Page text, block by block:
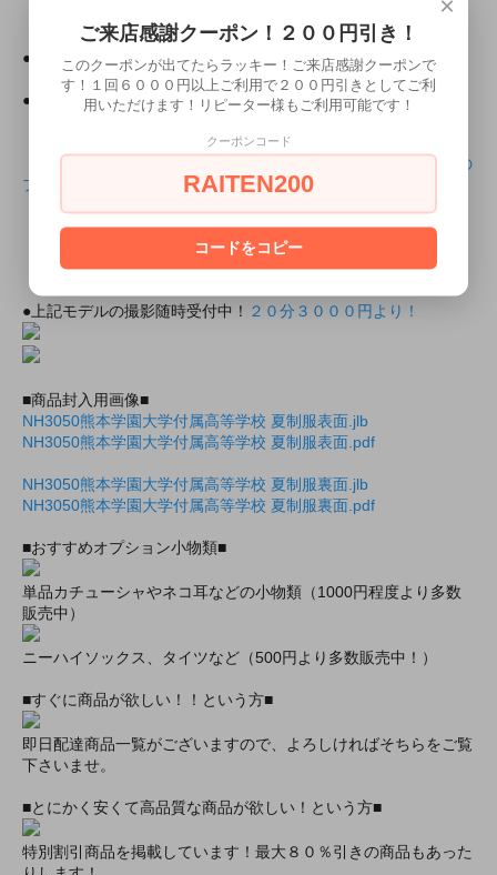
・モデル所属
●所属ミアカフェ東京店
ミアリラ＆フォト東京店
●ミアコスの所属モデルと上記の店舗で会えちゃいます！
・所属店舗のモデルプロフィール
にのんちゃんのミアカフェ・ミアリラ＆フォト東京店共通の
プロフィール
・出勤情報（モデルさんが出勤していれば会えるかも！？）
ミアカフェ・ミアリラ＆フォト東京店共通
（ミアカフェ東京店は出勤情報非公開です）
●上記モデルの撮影随時受付中！ ２０分３０００円より！
■商品封入用画像■
NH3050熊本学園大学付属高等学校 夏制服表面.jlb
NH3050熊本学園大学付属高等学校 夏制服表面.pdf
NH3050熊本学園大学付属高等学校 夏制服裏面.jlb
NH3050熊本学園大学付属高等学校 夏制服裏面.pdf
■おすすめオプション小物類■
単品カチューシャやネコ耳などの小物類（1000円程度より多数
販売中）
ニーハイソックス、タイツなど（500円より多数販売中！）
■すぐに商品が欲しい！！という方■
即日配達商品一覧がございますので、よろしければそちらをご覧
下さいませ。
■とにかく安くて高品質な商品が欲しい！という方■
特別割引商品を掲載しています！最大８０％引きの商品もあった
ご来店感謝クーポン！２００円引き！
このクーポンが出てたらラッキー！ご来店感謝クーポンで
す！１回６０００円以上ご利用で２００円引きとしてご利
用いただけます！リピーター様もご利用可能です！
クーポンコード
RAITEN200
コードをコピー